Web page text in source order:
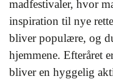
madfestivaler, hvor
inspiration til nye
bliver populære, og
hjemmene. Efteråret
bliver en hyggelig